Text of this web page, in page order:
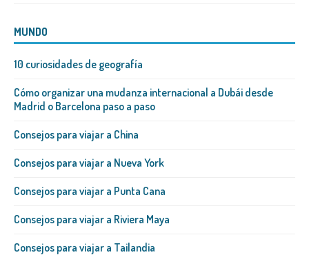
MUNDO
10 curiosidades de geografía
Cómo organizar una mudanza internacional a Dubái desde
Madrid o Barcelona paso a paso
Consejos para viajar a China
Consejos para viajar a Nueva York
Consejos para viajar a Punta Cana
Consejos para viajar a Riviera Maya
Consejos para viajar a Tailandia